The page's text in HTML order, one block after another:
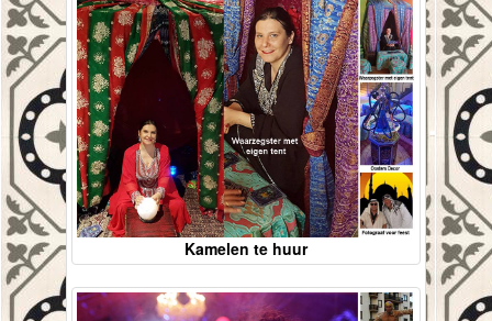
Kamelen te huur